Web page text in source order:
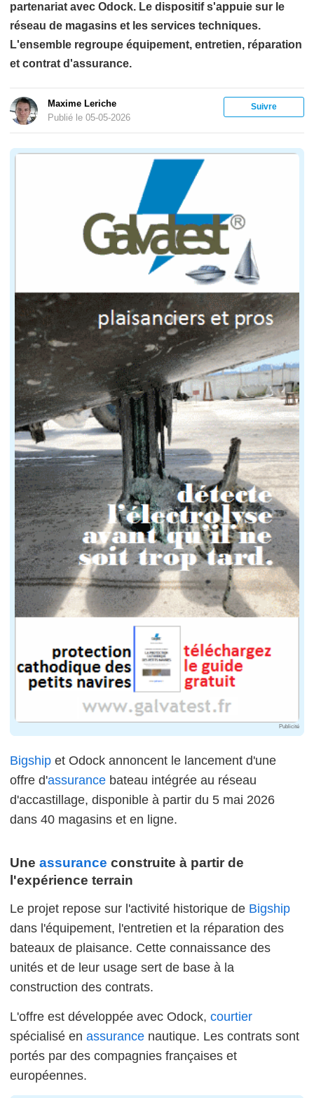
partenariat avec Odock. Le dispositif s'appuie sur le
réseau de magasins et les services techniques.
L'ensemble regroupe équipement, entretien, réparation
et contrat d'assurance.
Maxime Leriche
Publié le 05-05-2026
Suivre
Publicité
Bigship et Odock annoncent le lancement d'une
offre d'assurance bateau intégrée au réseau
d'accastillage, disponible à partir du 5 mai 2026
dans 40 magasins et en ligne.
Une assurance construite à partir de
l'expérience terrain
Le projet repose sur l'activité historique de Bigship
dans l'équipement, l'entretien et la réparation des
bateaux de plaisance. Cette connaissance des
unités et de leur usage sert de base à la
construction des contrats.
L'offre est développée avec Odock, courtier
spécialisé en assurance nautique. Les contrats sont
portés par des compagnies françaises et
européennes.